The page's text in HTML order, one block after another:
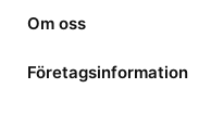
Om oss
Företagsinformation